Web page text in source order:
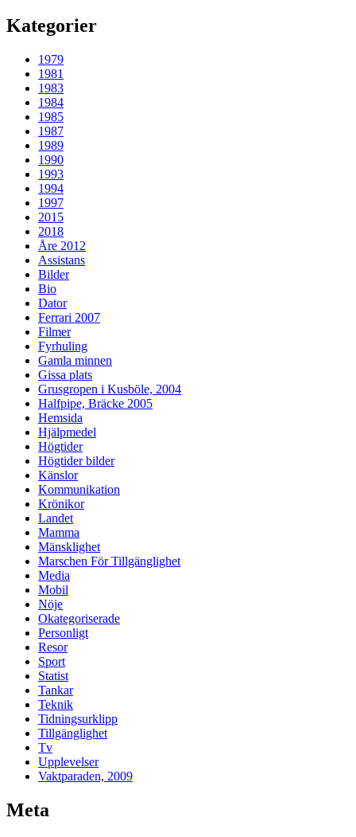
Kategorier
1979
1981
1983
1984
1985
1987
1989
1990
1993
1994
1997
2015
2018
Åre 2012
Assistans
Bilder
Bio
Dator
Ferrari 2007
Filmer
Fyrhuling
Gamla minnen
Gissa plats
Grusgropen i Kusböle, 2004
Halfpipe, Bräcke 2005
Hemsida
Hjälpmedel
Högtider
Högtider bilder
Känslor
Kommunikation
Krönikor
Landet
Mamma
Mänsklighet
Marschen För Tillgänglighet
Media
Mobil
Nöje
Okategoriserade
Personligt
Resor
Sport
Statist
Tankar
Teknik
Tidningsurklipp
Tillgänglighet
Tv
Upplevelser
Vaktparaden, 2009
Meta